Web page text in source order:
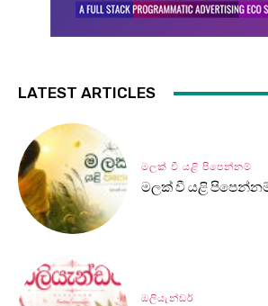
LATEST ARTICLES
මලක් වී යළි පිපෙන්නම්
මලක් වී යළි
ඔලියැන්ඩර්